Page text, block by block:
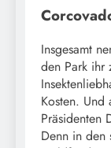
Insgesamt
den Park ihr
Kosten.
Präsidenten
Denn in den